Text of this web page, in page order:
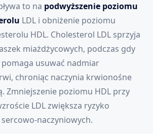
to na podwyższenie poziomu
LDL i obniżenie poziomu
HDL. Cholesterol LDL sprzyja
miażdżycowych, podczas gdy
usuwać nadmiar
chroniąc naczynia krwionośne
Zmniejszenie poziomu HDL przy
LDL zwiększa ryzyko
naczyniowych.